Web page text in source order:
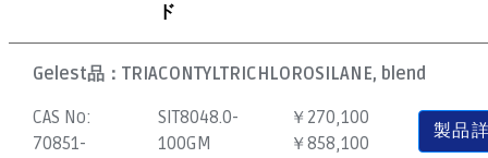
ド
Gelest品：TRIACONTYLTRICHLOROSILANE, blend
CAS No:
70851-
SIT8048.0-
100GM
￥270,100
￥858,100
製品